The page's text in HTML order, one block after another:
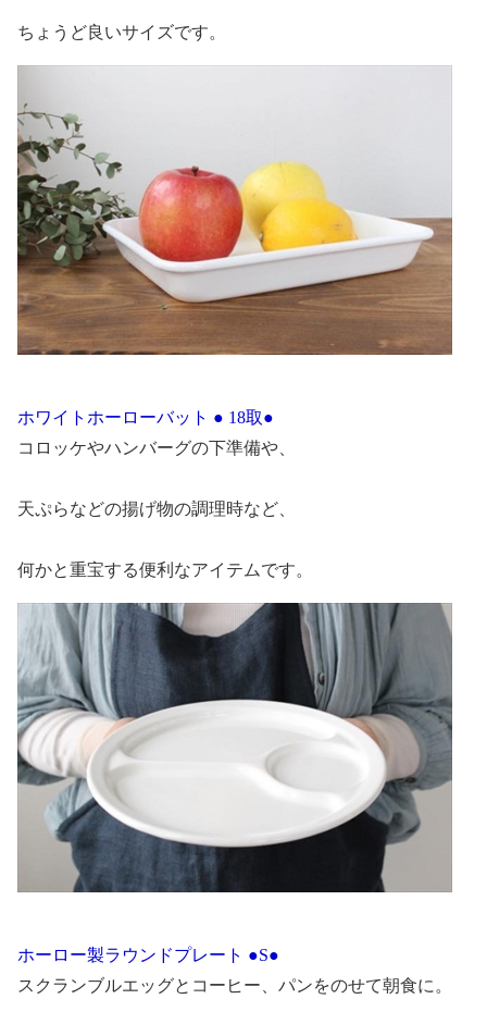
ちょうど良いサイズです。
ホワイトホーローバット ● 18取●
コロッケやハンバーグの下準備や、
天ぷらなどの揚げ物の調理時など、
何かと重宝する便利なアイテムです。
ホーロー製ラウンドプレート ●S●
スクランブルエッグとコーヒー、パンをのせて朝食に。